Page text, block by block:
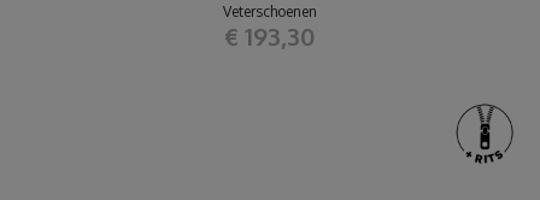
Veterschoenen
€ 193,30